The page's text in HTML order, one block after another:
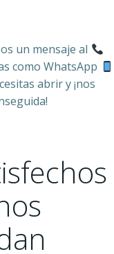
un mensaje al
como WhatsApp
abrir y ¡nos